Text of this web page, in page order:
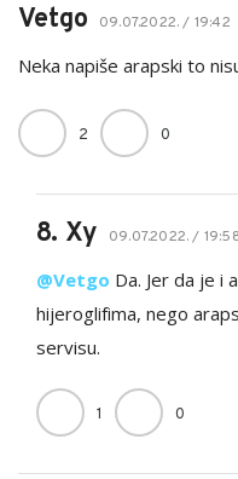
Vetgo 09.07.2022. / 19:42
Neka napiše arapski to
2 0
8. Xy 09.07.2022. /
@Vetgo Da. Jer da je i
hijeroglifima, nego
servisu.
1 0